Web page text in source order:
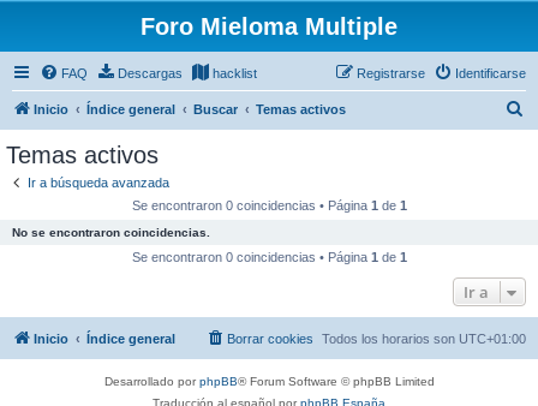
Foro Mieloma Multiple
FAQ Descargas hacklist Identificarse
Registrarse
Inicio Índice general Buscar Temas activos
Temas activos
Ir a búsqueda avanzada
Se encontraron 0 coincidencias • Página 1 de 1
No se encontraron coincidencias.
Se encontraron 0 coincidencias • Página 1 de 1
Ir a
Inicio Índice general Todos los horarios son UTC+01:00
Borrar cookies
Desarrollado porphpBB® Forum Software © phpBB Limited
Traducción al español porphpBB España